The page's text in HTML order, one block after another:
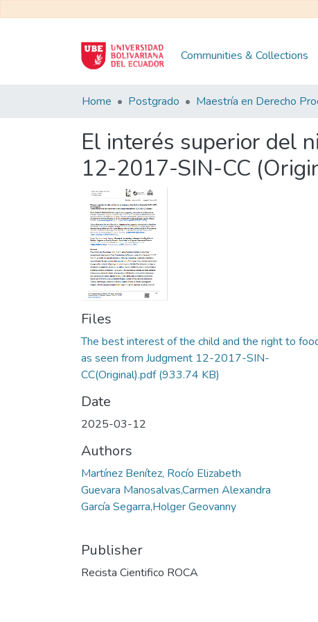
Communities & Collections
Home Postgrado
El interés superior del
12-2017-SIN-CC
Files
The best interest of the child and the right to
as seen from Judgment 12-2017-SIN-
CC(Original).pdf(933.74 KB)
Date
2025-03-12
Authors
Martínez Benítez, Rocío Elizabeth
Guevara Manosalvas,Carmen Alexandra
García Segarra,Holger Geovanny
Publisher
Recista Cientifico ROCA